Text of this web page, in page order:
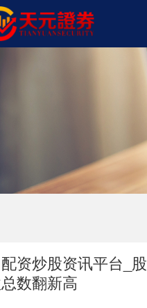
资炒股资讯平台_
数翻新高